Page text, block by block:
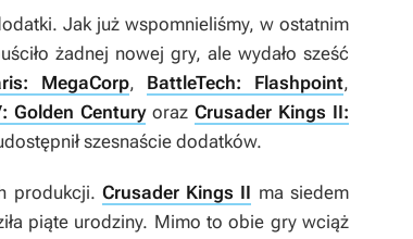
Jak już wspomnieliśmy, w ostatnim
żadnej nowej gry, ale wydało sześć
MegaCorp, BattleTech: Flashpoint,
Golden Centuryoraz Crusader Kings II:
szesnaście dodatków.
produkcji. Crusader Kings II ma siedem
piąte urodziny. Mimo to obie gry wciąż